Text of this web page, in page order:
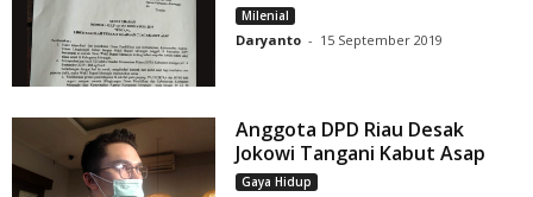
Milenial
Daryanto - 15 September 2019
Anggota DPD Riau Desak
Jokowi Tangani Kabut Asap
Gaya Hidup